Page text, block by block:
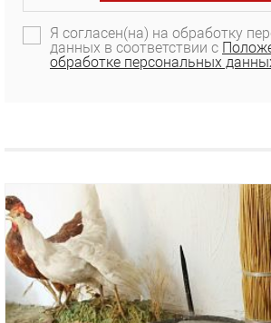
Я согласен(на) на обработку
данных в соответствии с
обработке персональных